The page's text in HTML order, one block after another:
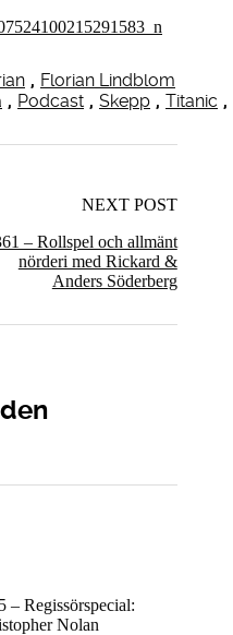
, Florian Lindblom
, Podcast , Skepp , Titanic ,
NEXT POST
– Rollspel och allmänt
nörderi med Rickard &
Anders Söderberg
– Regissörspecial:
Nolan